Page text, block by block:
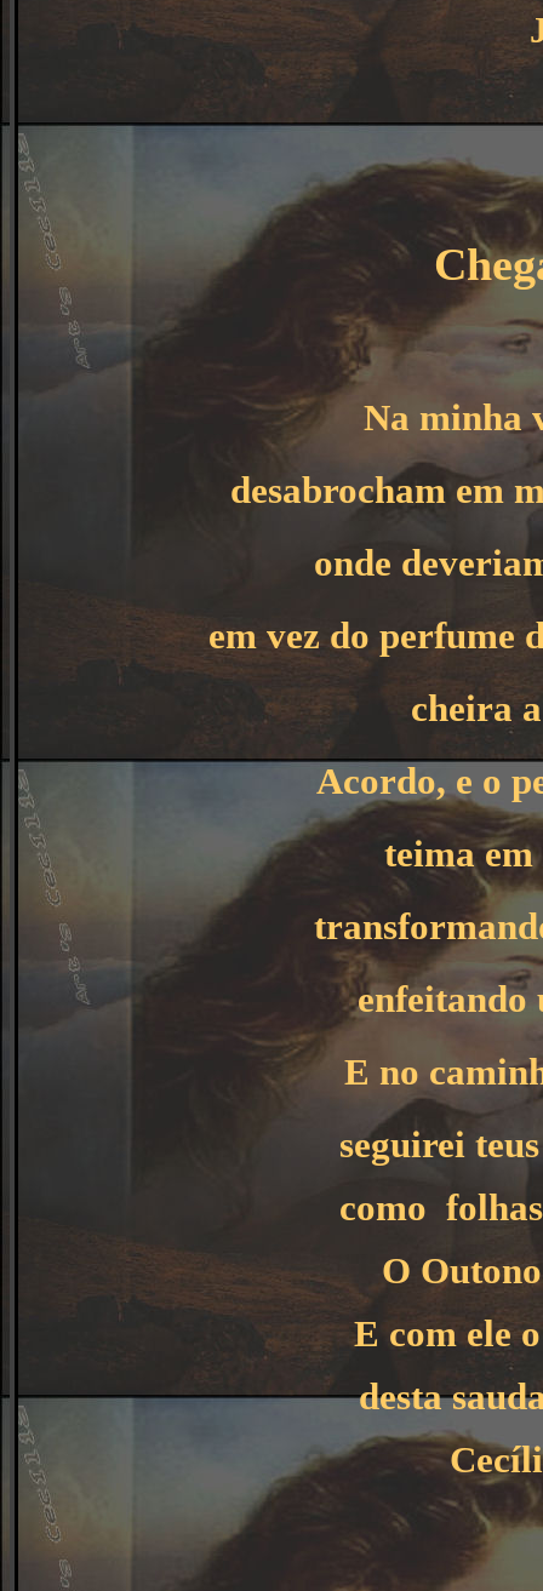
Na minha
desabrocham em
onde
em vez do perfume
cheira
Acordo, e o
teima em
enfeitando
E no
seguirei
como
O
E com ele
desta